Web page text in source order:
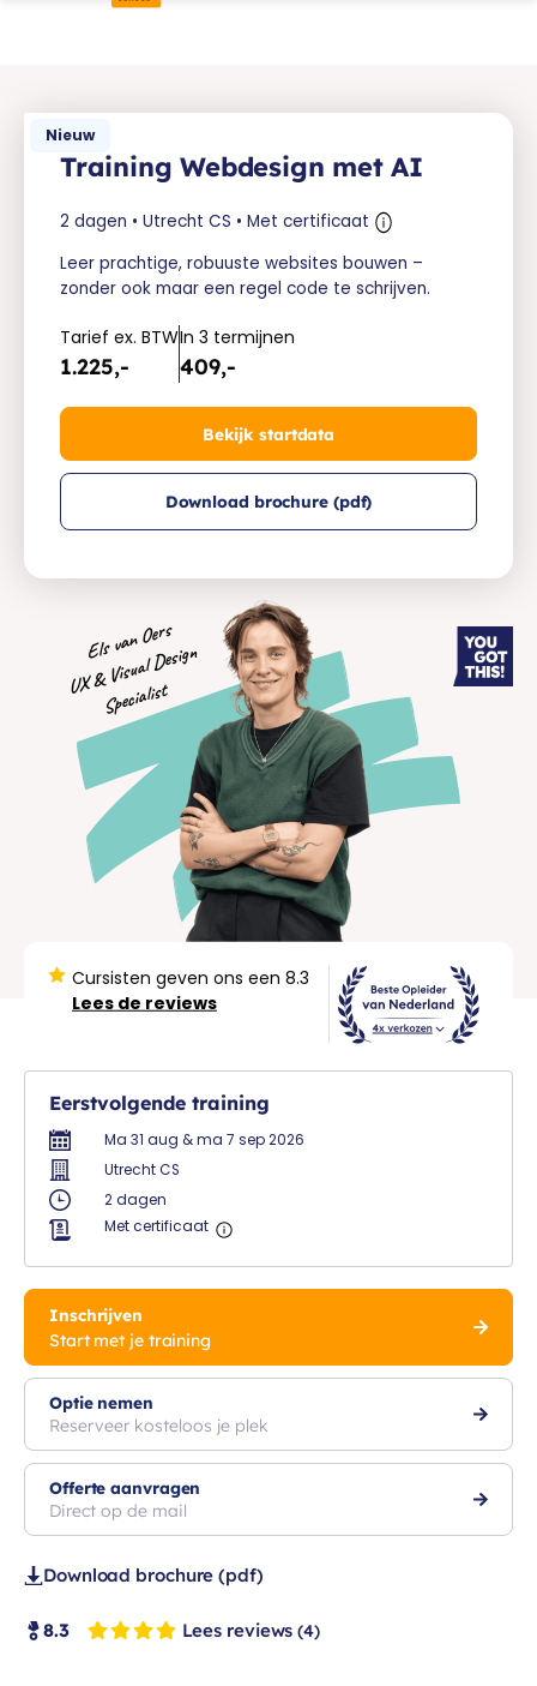
Nieuw
Training Webdesign met AI
2 dagen • Utrecht CS • Met certificaat
Leer prachtige, robuuste websites bouwen –
zonder ook maar een regel code te schrijven.
Tarief ex. BTW
1.225,-
In 3 termijnen
409,-
Bekijk startdata
Download brochure (pdf)
Els van Oers
U
X
&
Visu
al
Desig
n
Speci
alist
Cursisten geven ons een 8.3
Lees de reviews
Eerstvolgende training
Ma 31 aug & ma 7 sep 2026
Utrecht CS
2 dagen
Met certificaat
Inschrijven
Start met je training
Optie nemen
Reserveer kosteloos je plek
Offerte aanvragen
Direct op de mail
Download brochure (pdf)
8.3 Lees reviews (4)